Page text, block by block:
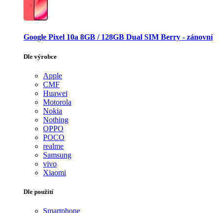
Google Pixel 10a 8GB / 128GB Dual SIM Berry - zánovní
Dle výrobce
Apple
CMF
Huawei
Motorola
Nokia
Nothing
OPPO
POCO
realme
Samsung
vivo
Xiaomi
Dle použití
Smartphone